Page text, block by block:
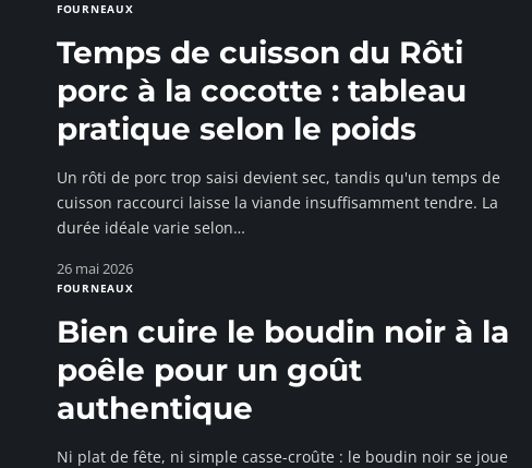
FOURNEAUX
Temps de cuisson du Rôti
porc à la cocotte : tableau
pratique selon le poids
Un rôti de porc trop saisi devient sec, tandis qu'un temps de
cuisson raccourci laisse la viande insuffisamment tendre. La
durée idéale varie selon…
26 mai 2026
FOURNEAUX
Bien cuire le boudin noir à la
poêle pour un goût
authentique
Ni plat de fête, ni simple casse-croûte : le boudin noir se joue